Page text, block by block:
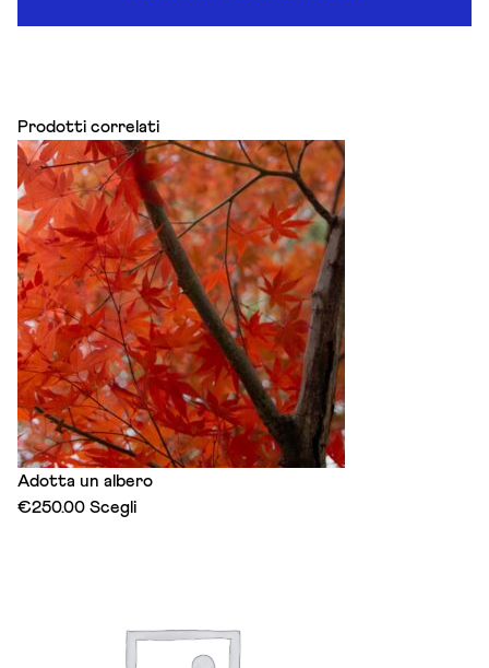
Prodotti correlati
Adotta un albero
€250.00 ScegliThis
The
options